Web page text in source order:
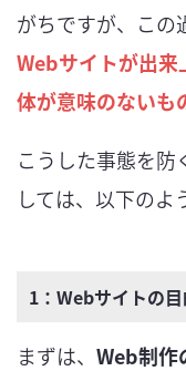
がちですが、この
Webサイトが出来
体が意味のないも
こうした事態を防
しては、以下のよ
1：Webサイトの
まずは、 Web制作